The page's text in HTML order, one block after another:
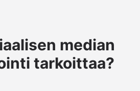
median
tarkoittaa?